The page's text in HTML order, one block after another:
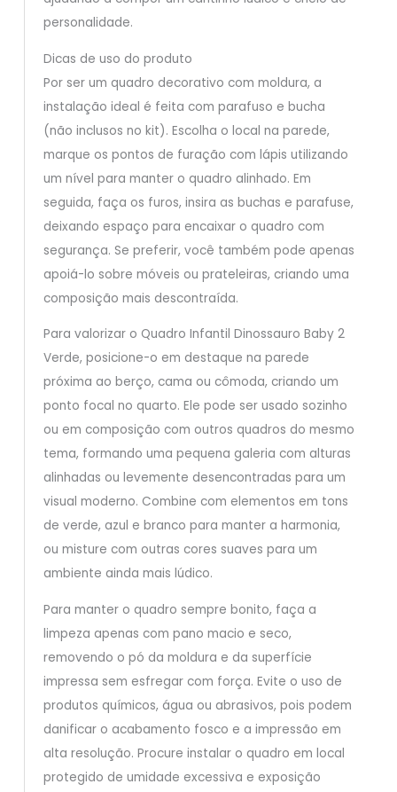
personalidade.
Dicas de uso do produto
Por ser um quadro decorativo com moldura, a
instalação ideal é feita com parafuso e bucha
(não inclusos no kit). Escolha o local na parede,
marque os pontos de furação com lápis utilizando
um nível para manter o quadro alinhado. Em
seguida, faça os furos, insira as buchas e parafuse,
deixando espaço para encaixar o quadro com
segurança. Se preferir, você também pode apenas
apoiá-lo sobre móveis ou prateleiras, criando uma
composição mais descontraída.
Para valorizar o Quadro Infantil Dinossauro Baby 2
Verde, posicione-o em destaque na parede
próxima ao berço, cama ou cômoda, criando um
ponto focal no quarto. Ele pode ser usado sozinho
ou em composição com outros quadros do mesmo
tema, formando uma pequena galeria com alturas
alinhadas ou levemente desencontradas para um
visual moderno. Combine com elementos em tons
de verde, azul e branco para manter a harmonia,
ou misture com outras cores suaves para um
ambiente ainda mais lúdico.
Para manter o quadro sempre bonito, faça a
limpeza apenas com pano macio e seco,
removendo o pó da moldura e da superfície
impressa sem esfregar com força. Evite o uso de
produtos químicos, água ou abrasivos, pois podem
danificar o acabamento fosco e a impressão em
alta resolução. Procure instalar o quadro em local
protegido de umidade excessiva e exposição